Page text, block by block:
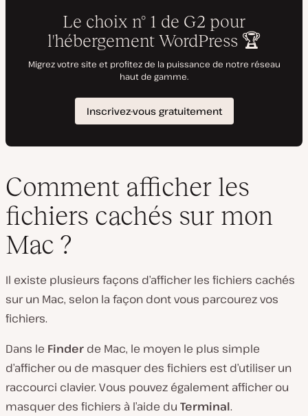
Comment afficher les
fichiers cachés sur mon
Mac ?
Il existe plusieurs façons d’afficher les fichiers cachés
sur un Mac, selon la façon dont vous parcourez vos
fichiers.
Dans le Finder de Mac, le moyen le plus simple
d’afficher ou de masquer des fichiers est d’utiliser un
raccourci clavier. Vous pouvez également afficher ou
masquer des fichiers à l’aide du Terminal.